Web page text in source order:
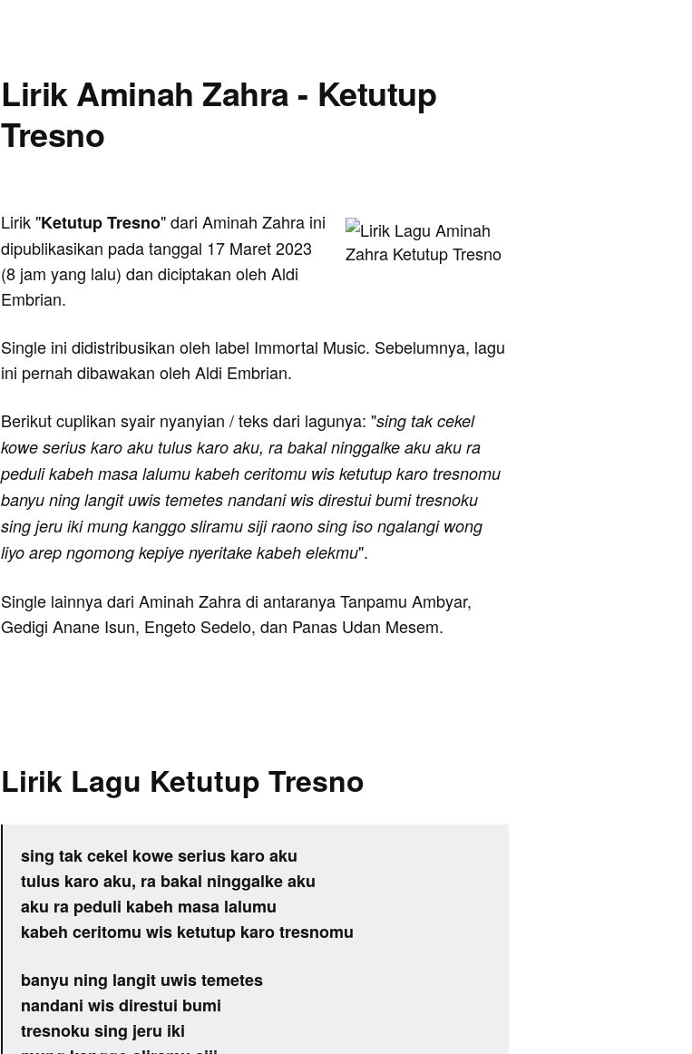
Lirik Aminah Zahra - Ketutup
Tresno
Lirik "Ketutup Tresno" dari Aminah Zahra ini
dipublikasikan pada tanggal 17 Maret 2023
(8 jam yang lalu) dan diciptakan oleh Aldi
Embrian.
Single ini didistribusikan oleh label Immortal Music. Sebelumnya, lagu
ini pernah dibawakan oleh Aldi Embrian.
Berikut cuplikan syair nyanyian / teks dari lagunya: "sing tak cekel
kowe serius karo aku tulus karo aku, ra bakal ninggalke aku aku ra
peduli kabeh masa lalumu kabeh ceritomu wis ketutup karo tresnomu
banyu ning langit uwis temetes nandani wis direstui bumi tresnoku
sing jeru iki mung kanggo sliramu siji raono sing iso ngalangi wong
liyo arep ngomong kepiye nyeritake kabeh elekmu".
Single lainnya dari Aminah Zahra di antaranya Tanpamu Ambyar,
Gedigi Anane Isun, Engeto Sedelo, dan Panas Udan Mesem.
Lirik Lagu Ketutup Tresno
sing tak cekel kowe serius karo aku
tulus karo aku, ra bakal ninggalke aku
aku ra peduli kabeh masa lalumu
kabeh ceritomu wis ketutup karo tresnomu
banyu ning langit uwis temetes
nandani wis direstui bumi
tresnoku sing jeru iki